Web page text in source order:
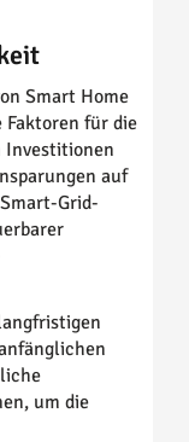
Smart Home
Faktoren für die
Investitionen
auf
Grid-
um die